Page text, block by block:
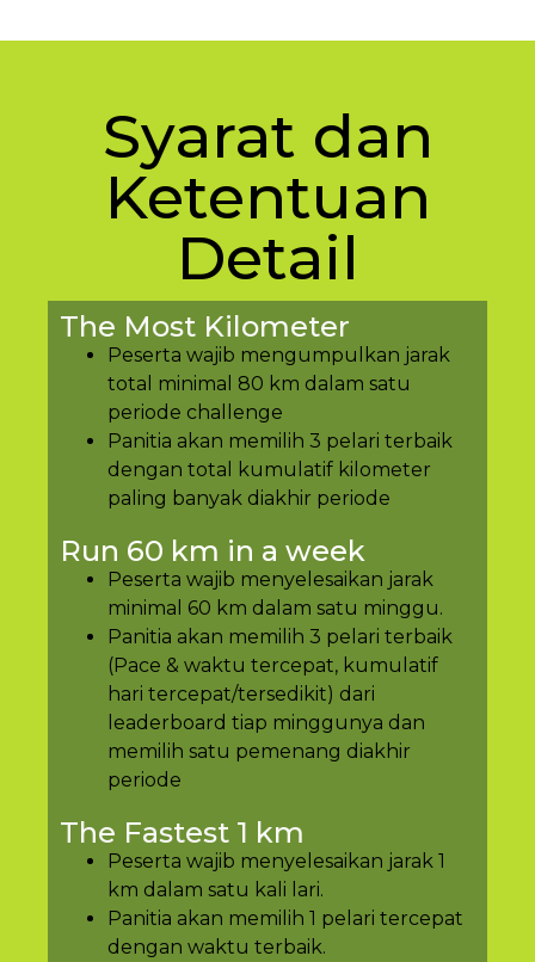
Syarat dan
Ketentuan
Detail
The Most Kilometer
Peserta wajib mengumpulkan jarak
total minimal 80 km dalam satu
periode challenge
Panitia akan memilih 3 pelari terbaik
dengan total kumulatif kilometer
paling banyak diakhir periode
Run 60 km in a week
Peserta wajib menyelesaikan jarak
minimal 60 km dalam satu minggu.
Panitia akan memilih 3 pelari terbaik
(Pace & waktu tercepat, kumulatif
hari tercepat/tersedikit) dari
leaderboard tiap minggunya dan
memilih satu pemenang diakhir
periode
The Fastest 1 km
Peserta wajib menyelesaikan jarak 1
km dalam satu kali lari.
Panitia akan memilih 1 pelari tercepat
dengan waktu terbaik.